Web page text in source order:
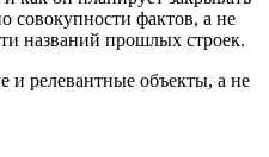
совокупности фактов, а не
названий прошлых строек.
и релевантные объекты, а не